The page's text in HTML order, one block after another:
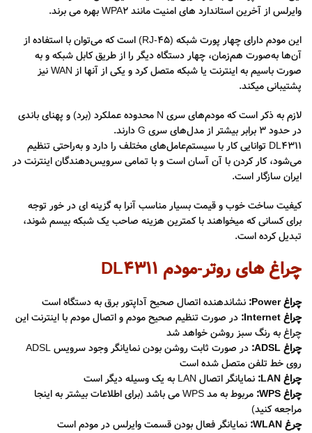
وایرلس از آخرین استاندارد های امنیت مانند WPA2 بهره می برند.
این مودم دارای چهار پورت شبکه (RJ-45) است که می‌توان با استفاده از
آن‌ها به‌صورت هم‌زمان، چهار دستگاه دیگر را از طریق کابل شبکه و به
صورت باسیم به اینترنت یا شبکه متصل کرد و یکی از آنها از WAN نیز
پشتیبانی میکند.
لازم به ذکر است که مودم‌های سری N محدوده عملکرد (برد) و پهنای باندی
در حدود 3 برابر بیشتر از مدل‌های سری G دارند.
DL4311 توانایی کار با سیستم‌عامل‌های مختلف را دارد و به‌راحتی تنظیم
می‌شود، کار کردن با آن آسان است و با تمامی سرویس‌دهندگان اینترنت در
ایران سازگار است.
کیفیت ساخت خوب و قیمت بسیار مناسب آنرا به گزینه ای در خور توجه
برای کسانی که میخواهند با کمترین هزینه صاحب یک شبکه بیسم شوند،
تبدیل کرده است.
چراغ های روتر-مودم DL4311
چراغ Power:
نشاندهنده اتصال صحیح آداپتور برق به دستگاه است
چراغ Internet:
در صورت تنظیم صحیح مودم و اتصال مودم با اینترنت این
چراغ به رنگ سبز روشن خواهد شد
چراغ ADSL:
در صورت ثابت روشن بودن نمایانگر وجود سرویس ADSL
روی خط تلفن متصل شده است
چراغ LAN:
نمایانگر اتصال LAN به یک وسیله دیگر است
چراغ WPS:
مربوط به مد WPS می باشد (برای اطلاعات بیشتر به اینجا
مراجعه کنید)
چرغ WLAN:
نمایانگر فعال بودن قسمت وایرلس در مودم است